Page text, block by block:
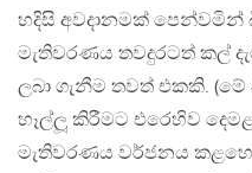
හදිසි අවදානමක් පෙන්වමින්
මැතිවරණය තවදුරටත් කල්
ලබා ගැනීම තවත් එකකි. (මේ
හෑල්ලූ කිරීමට එරෙහිව
මැතිවරණය වර්ජනය